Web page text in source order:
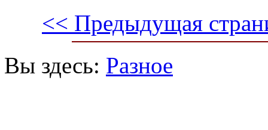
<< Предыдущая
Вы здесь: Разное